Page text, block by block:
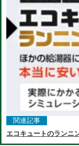
関連記事
エコキュートのランニ